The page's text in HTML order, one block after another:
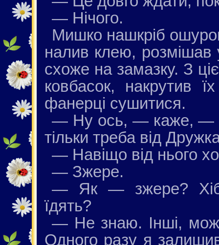
— Нічого.
Мишко нашкріб
налив клею, розмішав
схоже на замазку. З
ковбасок, накрутив
фанерці сушитися.
— Ну ось, — каже, —
тільки треба від
— Навіщо від нього
— Зжере.
— Як — зжере? Хіба
їдять?
— Не знаю. Інші,
Одного разу я